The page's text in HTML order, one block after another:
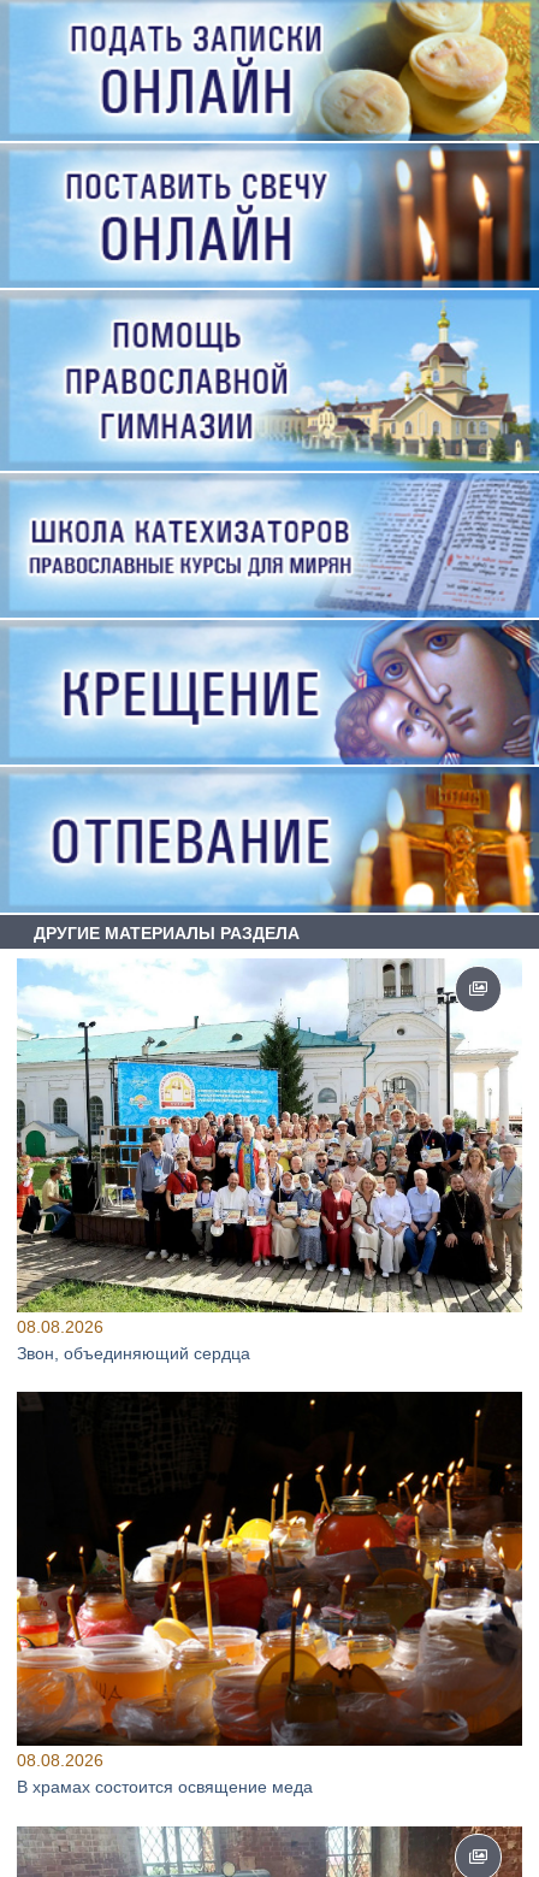
ДРУГИЕ МАТЕРИАЛЫ РАЗДЕЛА
08.08.2026
Звон, объединяющий сердца
08.08.2026
В храмах состоится освящение меда